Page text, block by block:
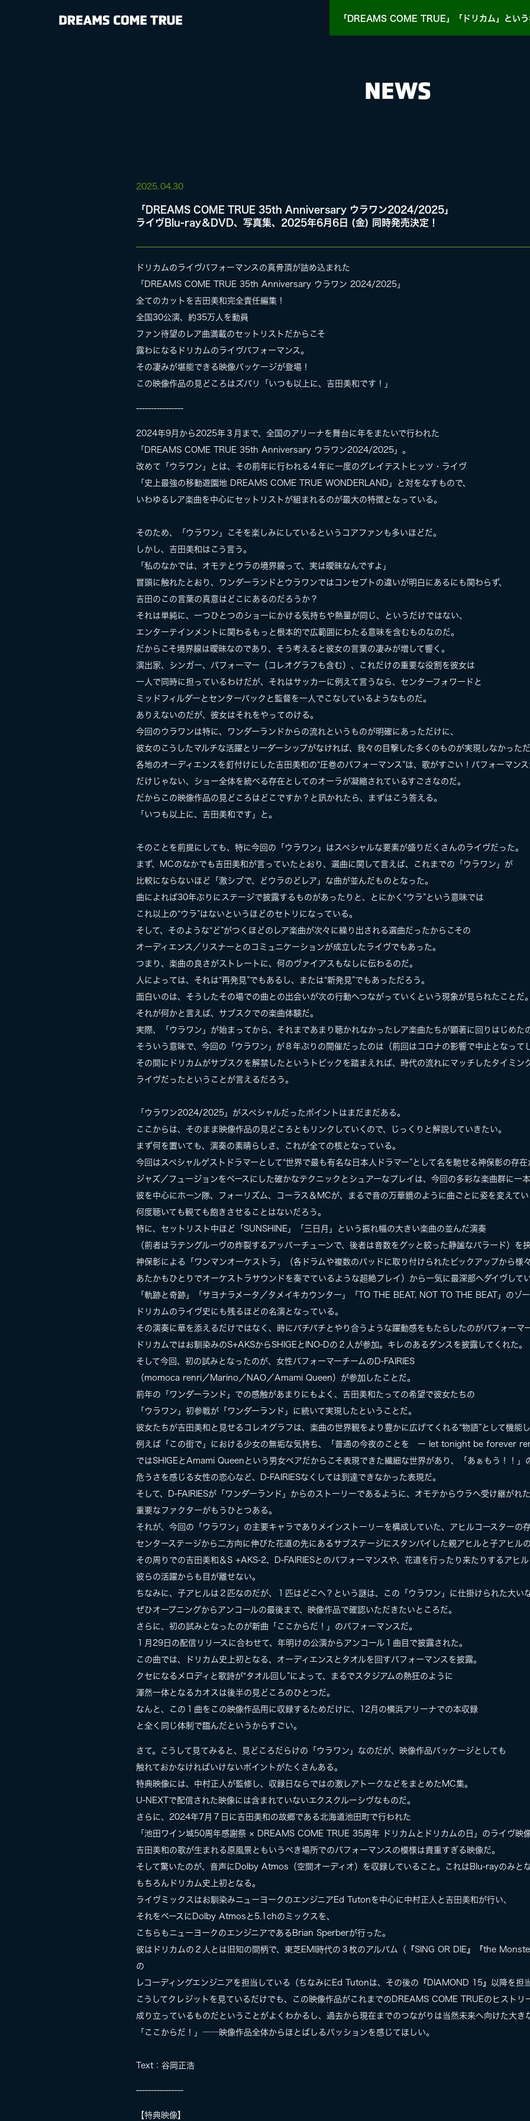
「DREAMS COME TRUE」「ドリカム」 とい
LIVE
SPECIAL SITE
NEWS
2025. 04.30
「DREAMS COME TRUE 35th Anniversary ウラワン2024/2025」
ライヴBlu-ray＆DVD、写真集、2025年6月6日 (金) 同時発売決定！
ドリカムのライヴパフォーマンスの真骨頂が詰め込まれた
「DREAMS COME TRUE 35th Anniversary ウラワン 2024/2025」
全てのカットを吉田美和完全責任編集！
全国30公演、約35万人を動員
ファン待望のレア曲満載のセットリストだからこそ
露わになるドリカムのライヴパフォーマンス。
その凄みが堪能できる映像パッケージが登場！
この映像作品の見どころはズバリ「いつも以上に、吉田美和です！」
----------------
2024年9月から2025年３月まで、全国のアリーナを舞台に年をまたいで行われた
「DREAMS COME TRUE 35th Anniversary ウラワン2024/2025」。
改めて「ウラワン」とは、その前年に行われる４年に一度のグレイテストヒッツ・ライヴ
「史上最強の移動遊園地 DREAMS COME TRUE WONDERLAND」と対をなすもので、
いわゆるレア楽曲を中心にセットリストが組まれるのが最大の特徴となっている。
そのため、「ウラワン」こそを楽しみにしているというコアファンも多いほどだ。
しかし、吉田美和はこう言う。
「私のなかでは、オモテとウラの境界線って、実は曖昧なんですよ」
冒頭に触れたとおり、ワンダーランドとウラワンではコンセプトの違いが明白にあるにも関わらず、
吉田のこの言葉の真意はどこにあるのだろうか？
それは単純に、一つひとつのショーにかける気持ちや熱量が同じ、というだけではない、
エンターテインメントに関わるもっと根本的で広範囲にわたる意味を含むものなのだ。
だからこそ境界線は曖昧なのであり、そう考えると彼女の言葉の凄みが増して響く。
演出家、シンガー、パフォーマー（コレオグラフも含む）、これだけの重要な役割を彼女は
一人で同時に担っているわけだが、それはサッカーに例えて言うなら、センターフォワードと
ミッドフィルダーとセンターバックと監督を一人でこなしているようなものだ。
ありえないのだが、彼女はそれをやってのける。
今回のウラワンは特に、ワンダーランドからの流れというものが明確にあっただけに、
彼女のこうしたマルチな活躍とリーダーシップがなければ、我々の目撃した多くのものが実現しなかっただ
各地のオーディエンスを釘付けにした吉田美和の“圧巻のパフォーマンス”は、歌がすごい！パフォーマン
だけじゃない、ショー全体を統べる存在としてのオーラが凝縮されているすごさなのだ。
だからこの映像作品の見どころはどこですか？と訊かれたら、まずはこう答える。
「いつも以上に、吉田美和です」と。
そのことを前提にしても、特に今回の「ウラワン」はスペシャルな要素が盛りだくさんのライヴだった。
まず、MCのなかでも吉田美和が言っていたとおり、選曲に関して言えば、これまでの「ウラワン」が
比較にならないほど「激シブで、どウラのどレア」な曲が並んだものとなった。
曲によれば30年ぶりにステージで披露するものがあったりと、とにかく“ウラ”という意味では
これ以上の“ウラ”はないというほどのセトリになっている。
そして、そのような“ど”がつくほどのレア楽曲が次々に繰り出される選曲だったからこその
オーディエンス／リスナーとのコミュニケーションが成立したライヴでもあった。
つまり、楽曲の良さがストレートに、何のヴァイアスもなしに伝わるのだ。
人によっては、それは“再発見”でもあるし、または“新発見”でもあっただろう。
面白いのは、そうしたその場での曲との出会いが次の行動へつながっていくという現象が見られたことだ。
それが何かと言えば、サブスクでの楽曲体験だ。
実際、「ウラワン」が始まってから、それまであまり聴かれなかったレア楽曲たちが顕著に回りはじめた
そういう意味で、今回の「ウラワン」が８年ぶりの開催だったのは（前回はコロナの影響で中止となって
その間にドリカムがサブスクを解禁したというトピックを踏まえれば、時代の流れにマッチしたタイミン
ライヴだったということが言えるだろう。
「ウラワン2024/2025」がスペシャルだったポイントはまだまだある。
ここからは、そのまま映像作品の見どころともリンクしていくので、じっくりと解説していきたい。
まず何を置いても、演奏の素晴らしさ、これが全ての核となっている。
今回はスペシャルゲストドラマーとして“世界で最も有名な日本人ドラマー”として名を馳せる神保彰の存在
ジャズ／フュージョンをベースにした確かなテクニックとシュアーなプレイは、今回の多彩な楽曲群に一
彼を中心にホーン隊、フォーリズム、コーラス＆MCが、まるで音の万華鏡のように曲ごとに姿を変えてい
何度聴いても観ても飽きさせることはないだろう。
特に、セットリスト中ほど「SUNSHINE」「三日月」という振れ幅の大きい楽曲の並んだ演奏
（前者はラテングルーヴの炸裂するアッパーチューンで、後者は音数をグッと絞った静謐なバラード）を
神保彰による「ワンマンオーケストラ」（各ドラムや複数のパッドに取り付けられたピックアップから様
あたかもひとりでオーケストラサウンドを奏でているような超絶プレイ）から一気に最深部へダイヴしてい
「軌跡と奇跡」「サヨナラメータ／タメイキカウンター」「TO THE BEAT, NOT TO THE BEAT」のゾー
ドリカムのライヴ史にも残るほどの名演となっている。
その演奏に華を添えるだけではなく、時にバチバチとやり合うような躍動感をもたらしたのがパフォーマ
ドリカムではお馴染みのS+AKSからSHIGEとINO-Dの２人が参加。キレのあるダンスを披露してくれた。
そして今回、初の試みとなったのが、女性パフォーマーチームのD-FAIRIES
（momoca renri／Marino／NAO／Amami Queen）が参加したことだ。
前年の「ワンダーランド」での感触があまりにもよく、吉田美和たっての希望で彼女たちの
「ウラワン」初参戦が「ワンダーランド」に続いて実現したということだ。
彼女たちが吉田美和と見せるコレオグラフは、楽曲の世界観をより豊かに広げてくれる“物語”として機能し
例えば「この街で」における少女の無垢な気持ち、「普通の今夜のことを ー let tonight be forever
ではSHIGEとAmami Queenという男女ペアだからこそ表現できた繊細な世界があり、「あぁもう！！」
危うさを感じる女性の恋心など、D-FAIRIESなくしては到達できなかった表現だ。
そして、D-FAIRIESが「ワンダーランド」からのストーリーであるように、オモテからウラへ受け継がれた
重要なファクターがもうひとつある。
それが、今回の「ウラワン」の主要キャラでありメインストーリーを構成していた、アヒルコースターの存
センターステージから二方向に伸びた花道の先にあるサブステージにスタンバイした親アヒルと子アヒルの
その周りでの吉田美和＆S +AKS-2、D-FAIRIESとのパフォーマンスや、花道を行ったり来たりするアヒル
彼らの活躍からも目が離せない。
ちなみに、子アヒルは２匹なのだが、１匹はどこへ？という謎は、この「ウラワン」に仕掛けられた大い
ぜひオープニングからアンコールの最後まで、映像作品で確認いただきたいところだ。
さらに、初の試みとなったのが新曲「ここからだ！」のパフォーマンスだ。
１月29日の配信リリースに合わせて、年明けの公演からアンコール１曲目で披露された。
この曲では、ドリカム史上初となる、オーディエンスとタオルを回すパフォーマンスを披露。
クセになるメロディと歌詩が“タオル回し”によって、まるでスタジアムの熱狂のように
渾然一体となるカオスは後半の見どころのひとつだ。
なんと、この１曲をこの映像作品用に収録するためだけに、12月の横浜アリーナでの本収録
と全く同じ体制で臨んだというからすごい。
さて。こうして見てみると、見どころだらけの「ウラワン」なのだが、映像作品パッケージとしても
触れておかなければいけないポイントがたくさんある。
特典映像には、中村正人が監修し、収録日ならではの激レアトークなどをまとめたMC集。
U-NEXTで配信された映像には含まれていないエクスクルーシヴなものだ。
さらに、2024年7月７日に吉田美和の故郷である北海道池田町で行われた
「池田ワイン城50周年感謝祭 × DREAMS COME TRUE 35周年 ドリカムとドリカムの日」のライヴ映像
吉田美和の歌が生まれる原風景ともいうべき場所でのパフォーマンスの模様は貴重すぎる映像だ。
そして驚いたのが、音声にDolby Atmos（空間オーディオ）を収録していること。これはBlu-rayのみとな
もちろんドリカム史上初となる。
ライヴミックスはお馴染みニューヨークのエンジニアEd Tutonを中心に中村正人と吉田美和が行い、
それをベースにDolby Atmosと5.1chのミックスを、
こちらもニューヨークのエンジニアであるBrian Sperberが行った。
彼はドリカムの２人とは旧知の間柄で、東芝EMI時代の３枚のアルバム（『SING OR DIE』『the
の
レコーディングエンジニアを担当している（ちなみにEd Tutonは、その後の『DIAMOND 15』以降を担当
こうしてクレジットを見ているだけでも、この映像作品がこれまでのDREAMS COME TRUEのヒストリ
成り立っているものだということがよくわかるし、過去から現在までのつながりは当然未来へ向けた大き
「ここからだ！」――映像作品全体からほとばしるパッションを感じてほしい。
Text：谷岡正浩
----------------
【特典映像】